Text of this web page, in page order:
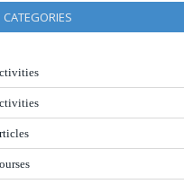
CATEGORIES